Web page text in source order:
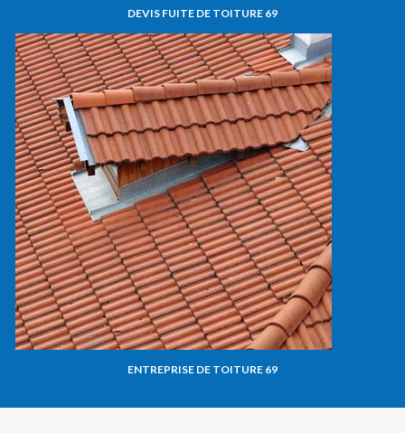
DEVIS FUITE DE TOITURE 69
ENTREPRISE DE TOITURE 69